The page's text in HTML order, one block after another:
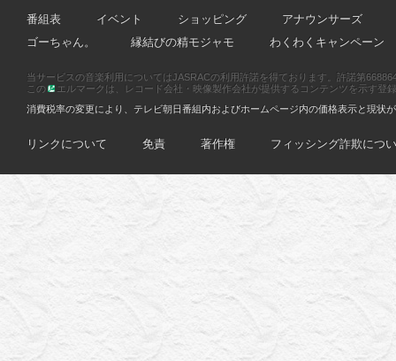
番組表 イベント ショッピング
アナウンサーズ
ゴーちゃん。
縁結びの精モジャモ わくわくキャンペーン
当サービスの音楽利用についてはJASRACの利用許諾を得ております。許諾第
この
エルマークは、レコード会社・映像製作会社が提供するコンテンツを示す登
消費税率の変更により、テレビ朝日番組内およびホームページ内の価格表示と現状
リンクについて 免責 著作権 フィッシング詐欺につ